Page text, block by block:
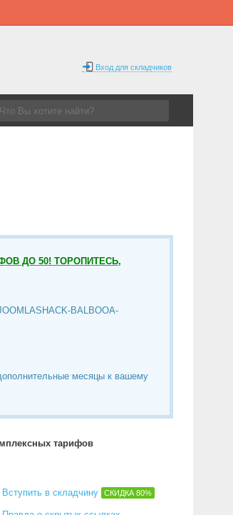
Вход для складчиков
ДО 50! ТОРОПИТЕСЬ,
BALBOOA-
месяцы к вашему
тарифов
Вступить в складчину СКИДКА 80%